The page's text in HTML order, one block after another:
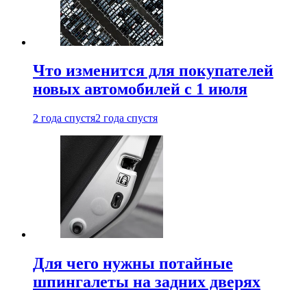
Что изменится для покупателей
новых автомобилей с 1 июля
2 года спустя2 года спустя
Для чего нужны потайные
шпингалеты на задних дверях